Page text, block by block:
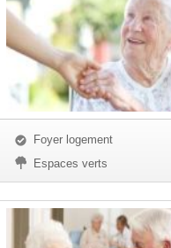
Foyer logement
Espaces verts